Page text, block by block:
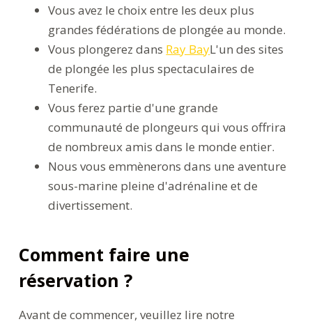
Vous avez le choix entre les deux plus
grandes fédérations de plongée au monde.
Vous plongerez dans Ray BayL'un des sites
de plongée les plus spectaculaires de
Tenerife.
Vous ferez partie d'une grande
communauté de plongeurs qui vous offrira
de nombreux amis dans le monde entier.
Nous vous emmènerons dans une aventure
sous-marine pleine d'adrénaline et de
divertissement.
Comment faire une
réservation ?
Avant de commencer, veuillez lire notre